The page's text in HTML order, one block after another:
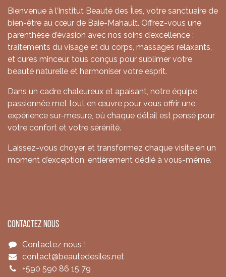
Bienvenue à l’Institut Beauté des Îles, votre sanctuaire de
bien-être au cœur de Baie-Mahault. Offrez-vous une
parenthèse d’évasion avec nos soins d’excellence :
traitements du visage et du corps, massages relaxants,
et cures minceur, tous conçus pour sublimer votre
beauté naturelle et harmoniser votre esprit.
Dans un cadre chaleureux et apaisant, notre équipe
passionnée met tout en œuvre pour vous offrir une
expérience sur-mesure, où chaque détail est pensé pour
votre confort et votre sérénité.
Laissez-vous choyer et transformez chaque visite en un
moment d’exception, entièrement dédié à vous-même.
Contactez nous
Contactez nous !
contact@beautedesiles.net
+590 590 86 15 79